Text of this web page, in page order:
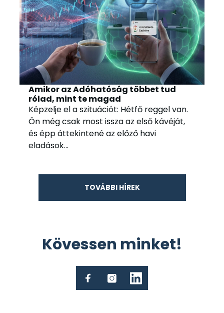
Amikor az Adóhatóság többet tud
rólad, mint te magad
Képzelje el a szituációt: Hétfő reggel van.
Ön még csak most issza az első kávéját,
és épp áttekintené az előző havi
eladások...
TOVÁBBI HÍREK
Kövessen minket!